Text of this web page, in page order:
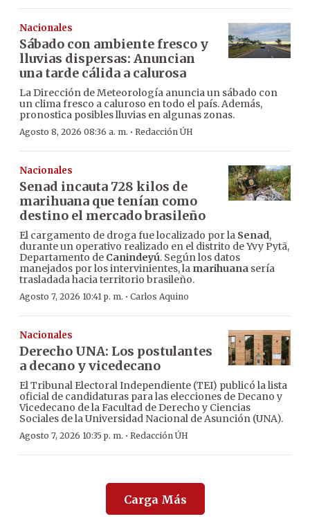
Nacionales
Sábado con ambiente fresco y
lluvias dispersas: Anuncian
una tarde cálida a calurosa
La Dirección de Meteorología anuncia un sábado con
un clima fresco a caluroso en todo el país. Además,
pronostica posibles lluvias en algunas zonas.
Agosto 8, 2026 08:36 a. m. · Redacción ÚH
Nacionales
Senad incauta 728 kilos de
marihuana que tenían como
destino el mercado brasileño
El cargamento de droga fue localizado por la Senad,
durante un operativo realizado en el distrito de Yvy Pytã,
Departamento de Canindeyú. Según los datos
manejados por los intervinientes, la marihuana sería
trasladada hacia territorio brasileño.
Agosto 7, 2026 10:41 p. m. · Carlos Aquino
Nacionales
Derecho UNA: Los postulantes
a decano y vicedecano
El Tribunal Electoral Independiente (TEI) publicó la lista
oficial de candidaturas para las elecciones de Decano y
Vicedecano de la Facultad de Derecho y Ciencias
Sociales de la Universidad Nacional de Asunción (UNA).
Agosto 7, 2026 10:35 p. m. · Redacción ÚH
Carga Más